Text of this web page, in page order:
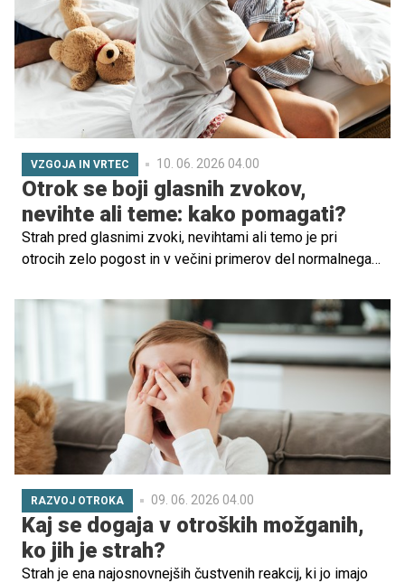
raje zadržijo zase ali delijo z vrstniki. Zakaj?
VZGOJA IN VRTEC 10. 06. 2026 04.00
Otrok se boji glasnih zvokov,
nevihte ali teme: kako pomagati?
Strah pred glasnimi zvoki, nevihtami ali temo je pri
otrocih zelo pogost in v večini primerov del normalnega
reagirajo na zvoke in situacije, ki jih ne razumejo ali jih
doživljajo kot nepredvidljive, saj še nimajo popolnoma
razvitega občutka varnosti in razlage sveta okoli sebe.
RAZVOJ OTROKA 09. 06. 2026 04.00
Kaj se dogaja v otroških možganih,
ko jih je strah?
Strah je ena najosnovnejših čustvenih reakcij, ki jo imajo